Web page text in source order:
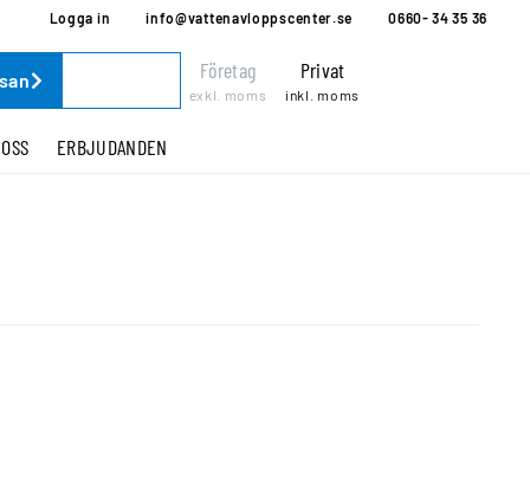
Logga in info@vattenavloppscenter.se 0660- 34 35 36
Företag
exkl. moms
Privat
inkl. moms
ERBJUDANDEN